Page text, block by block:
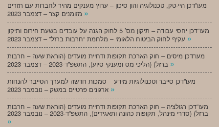
מעו”דכן היי-טק, טכנולוגיה והון סיכון – ערוץ מענקים מהיר לחברות עם תזרים
»
מעו”דכן יחסי עבודה – תיקון מס’ 5 לחוק הגנה על עובדים בשעת חירום ותיקון
»
מעו”דכן מיסים – חוק הארכת תקופות ודחיית מועדים (הוראת שעה – חרבות
»
מעו”דכן סייבר וטכנולוגיות מידע – סמכות חדשה למערך הסייבר להנחות
»
מעו”דכן רגולציה – חוק הארכת תקופות ודחיית מועדים (הוראת שעה – חרבות
ברזל) (סדרי מינהל, תקופות כהונה ותאגידים), התשפ”ד-2023 – נובמבר 2023
»